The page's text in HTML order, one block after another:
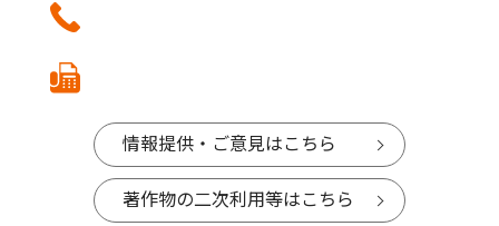
情報提供・ご意見はこちら
著作物の二次利用等はこちら